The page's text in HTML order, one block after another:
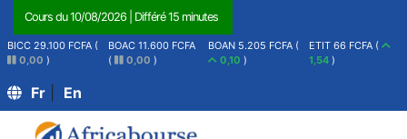
Cours du10/08/2026 Différé 15 minutes
BICC 29.100 FCFA (
0,00 )
BOAC 11.600 FCFA
(
0,00 )
BOAN 5.205 FCFA (
0,10 )
ETIT 66 FCFA (
1,54 )
Fr En